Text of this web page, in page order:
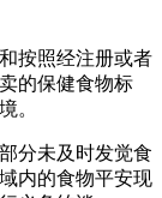
按照经注册或者
的保健食物标
。
分未及时发觉食
内的食物平安现